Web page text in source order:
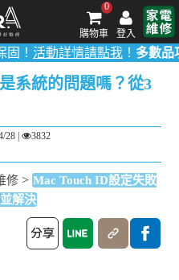
登入
0
購物車
手機維修/價格 MacBook維修/價
請點我！多數品項0元檢測（
系統的問題嗎？從3
28 |
3832
修 > Mac Touch ID設定失敗
解決